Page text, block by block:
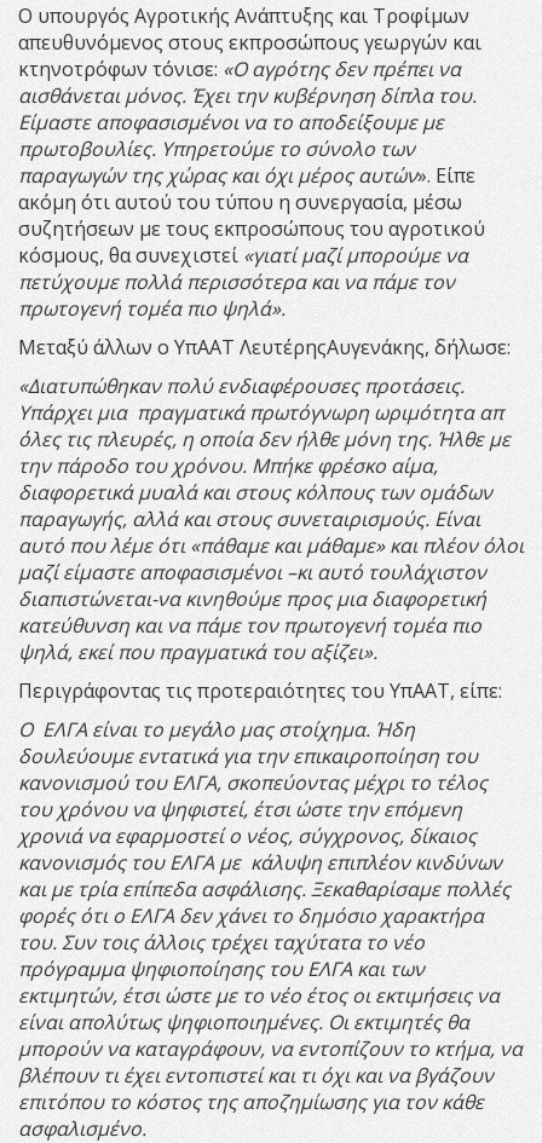
Ο υπουργός Αγροτικής Ανάπτυξης και Τροφίμων
απευθυνόμενος στους εκπροσώπους γεωργών και
κτηνοτρόφων τόνισε: «Ο αγρότης δεν πρέπει να
αισθάνεται μόνος. Έχει την κυβέρνηση δίπλα του.
Είμαστε αποφασισμένοι να το αποδείξουμε με
πρωτοβουλίες. Υπηρετούμε το σύνολο των
παραγωγών της χώρας και όχι μέρος αυτών». Είπε
ακόμη ότι αυτού του τύπου η συνεργασία, μέσω
συζητήσεων με τους εκπροσώπους του αγροτικού
κόσμους, θα συνεχιστεί «γιατί μαζί μπορούμε να
πετύχουμε πολλά περισσότερα και να πάμε τον
πρωτογενή τομέα πιο ψηλά».
Μεταξύ άλλων ο ΥπΑΑΤ ΛευτέρηςΑυγενάκης, δήλωσε:
«Διατυπώθηκανπολύ ενδιαφέρουσες προτάσεις.
Υπάρχει μια πραγματικά πρωτόγνωρη ωριμότητα απ
΄όλες τις πλευρές, η οποία δεν ήλθε μόνη της. Ήλθε με
την πάροδο του χρόνου. Μπήκε φρέσκο αίμα,
διαφορετικά μυαλά και στους κόλπους των ομάδων
παραγωγής, αλλά και στους συνεταιρισμούς. Είναι
αυτό που λέμε ότι «πάθαμε και μάθαμε» και πλέον όλοι
μαζί είμαστε αποφασισμένοι –κι αυτό τουλάχιστον
διαπιστώνεται-να κινηθούμε προς μια διαφορετική
κατεύθυνση και να πάμε τον πρωτογενή τομέα πιο
ψηλά, εκεί που πραγματικά του αξίζει».
Περιγράφοντας τις προτεραιότητες του ΥπΑΑΤ, είπε:
Ο ΕΛΓΑ είναι το μεγάλο μας στοίχημα. Ήδη
δουλεύουμε εντατικά για την επικαιροποίηση του
κανονισμού του ΕΛΓΑ, σκοπεύοντας μέχρι το τέλος
του χρόνου να ψηφιστεί, έτσι ώστε την επόμενη
χρονιά να εφαρμοστεί ο νέος, σύγχρονος, δίκαιος
κανονισμός του ΕΛΓΑ με κάλυψη επιπλέον κινδύνων
και με τρία επίπεδα ασφάλισης. Ξεκαθαρίσαμε πολλές
φορές ότι ο ΕΛΓΑ δεν χάνει το δημόσιο χαρακτήρα
του. Συν τοις άλλοις τρέχει ταχύτατα το νέο
πρόγραμμα ψηφιοποίησης του ΕΛΓΑ και των
εκτιμητών, έτσι ώστε με το νέο έτος οι εκτιμήσεις να
είναι απολύτως ψηφιοποιημένες. Οι εκτιμητές θα
μπορούν να καταγράφουν, να εντοπίζουν το κτήμα, να
βλέπουν τι έχει εντοπιστεί και τι όχι και να βγάζουν
επιτόπου το κόστος της αποζημίωσης για τον κάθε
ασφαλισμένο.